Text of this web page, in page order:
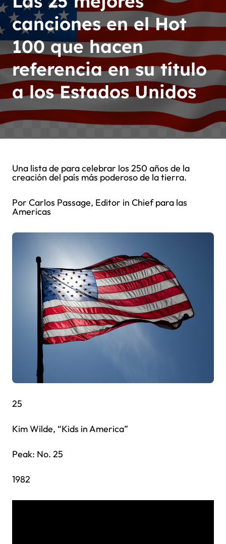
canciones en el Hot
100 que hacen
referencia en su título
a los Estados Unidos
Una lista de para celebrar los 250 años de la
creación del país más poderoso de la tierra.
Por Carlos Passage, Editor in Chief para las
Americas
25
Kim Wilde, “Kids in America”
Peak: No. 25
1982